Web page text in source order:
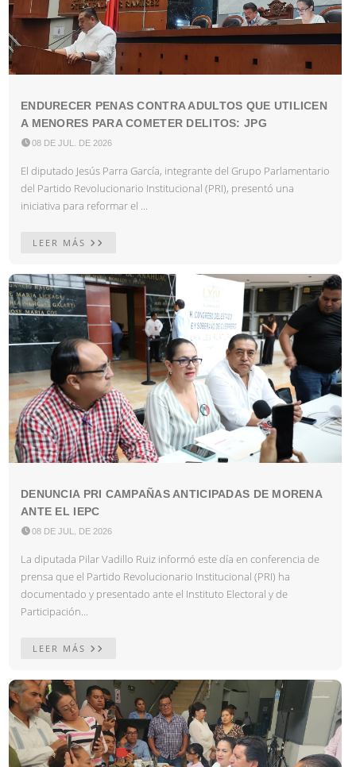
ENDURECER PENAS CONTRA ADULTOS QUE UTILICEN
A MENORES PARA COMETER DELITOS: JPG
08 DE JUL. DE 2026
El diputado Jesús Parra García, integrante del Grupo Parlamentario
del Partido Revolucionario Institucional (PRI), presentó una
iniciativa para reformar el ...
LEER MÁS
DENUNCIA PRI CAMPAÑAS ANTICIPADAS DE MORENA
ANTE EL IEPC
08 DE JUL. DE 2026
La diputada Pilar Vadillo Ruiz informó este día en conferencia de
prensa que el Partido Revolucionario Institucional (PRI) ha
documentado y presentado ante el Instituto Electoral y de
Participación...
LEER MÁS